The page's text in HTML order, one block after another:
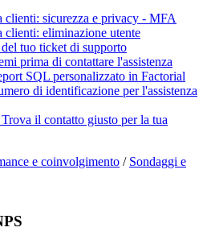
clienti: sicurezza e privacy - MFA
clienti: eliminazione utente
tuo ticket di supporto
prima di contattare l'assistenza
SQL personalizzato in Factorial
di identificazione per l'assistenza
il contatto giusto per la tua
e coinvolgimento / Sondaggi e